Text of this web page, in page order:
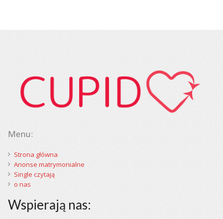
Menu:
Strona główna
Anonse matrymonialne
Single czytają
o nas
Wspierają nas: